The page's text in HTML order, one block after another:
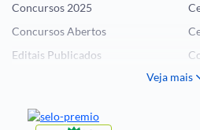
Concursos 2025
Concursos Abertos
Editais Publicados
Questões de Concurso
Veja mais